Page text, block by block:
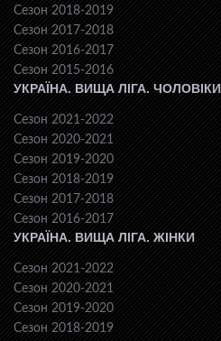
Сезон 2018-2019
Сезон 2017-2018
Сезон 2016-2017
Сезон 2015-2016
УКРАЇНА. ВИЩА ЛІГА. ЧОЛОВІКИ
Сезон 2021-2022
Сезон 2020-2021
Сезон 2019-2020
Сезон 2018-2019
Сезон 2017-2018
Сезон 2016-2017
УКРАЇНА. ВИЩА ЛІГА. ЖІНКИ
Сезон 2021-2022
Сезон 2020-2021
Сезон 2019-2020
Сезон 2018-2019